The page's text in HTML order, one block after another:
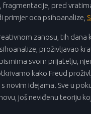
fragmentacije, pred
primjer oca psihoanalize,
zanosu, tih dana
proživljavao
svom prijatelju,
kako Freud
novim idejama. Sve u
još neviđenu teoriju